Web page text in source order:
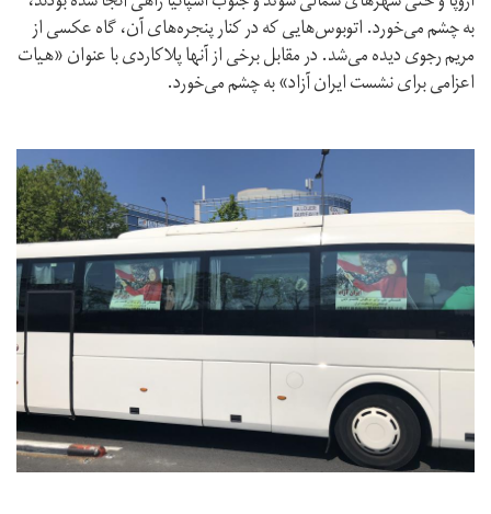
به چشم می‌خورد. اتوبوس‌هایی که در کنار پنجره‌های آن، گاه عکسی از
مریم رجوی دیده می‌شد. در مقابل برخی از آنها پلاکاردی با عنوان «هیات
اعزامی برای نشست ایران آزاد» به چشم می‌خورد.